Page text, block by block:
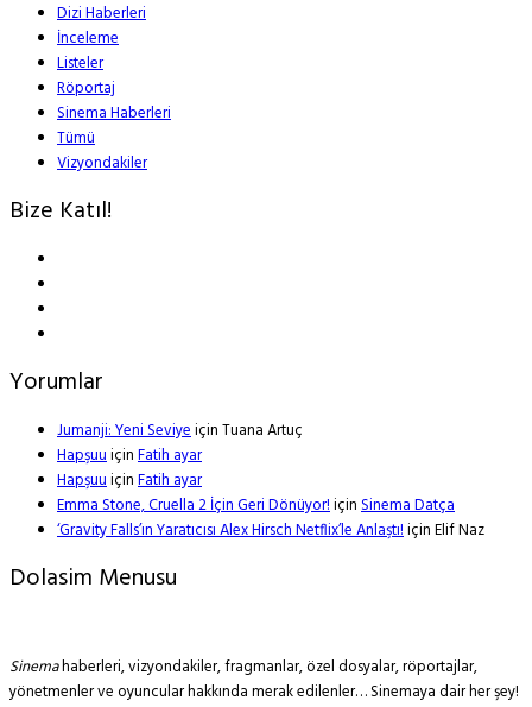
Dizi Haberleri
İnceleme
Listeler
Röportaj
Sinema Haberleri
Tümü
Vizyondakiler
Bize Katıl!
Yorumlar
Jumanji: Yeni SeviyeiçinTuana Artuç
HapşuuiçinFatih ayar
HapşuuiçinFatih ayar
Emma Stone, Cruella 2 İçin Geri Dönüyor!içinSinema Datça
‘Gravity Falls’ın Yaratıcısı Alex Hirsch Netflix’le Anlaştı!içinElif Naz
Dolasim Menusu
Sinemahaberleri, vizyondakiler, fragmanlar, özel dosyalar, röportajlar,
yönetmenler ve oyuncular hakkında merak edilenler… Sinemaya dair her şey!